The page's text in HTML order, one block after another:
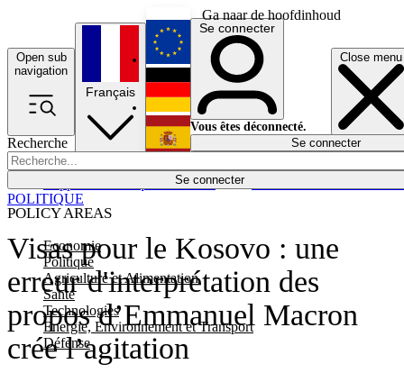
Ga naar de hoofdinhoud
Open sub
navigation
Close menu
Recherche
Se connecter
POLICY AREAS
Economie
Politique
Agriculture et Alimentation
Santé
Technologies
Energie, Environnement et Transport
Défense
Économie
Français
English
Deutsch
Español
Se connecter
Vous êtes déconnecté.
Se connecter
Visas pour le Kosovo : une
erreur d'interprétation des
propos d’Emmanuel Macron
crée l’agitation
POLITIQUE